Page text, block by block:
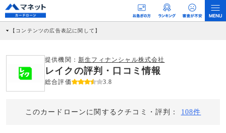
【コンテンツの広告表記に関して】
社に対して企業から紹介報酬が支払われるという収益モデルです。 ただし、特定の
商品を根拠なくPRするものではなく、当編集部の調査／ユーザーへの口コミ収集な
どに基づき、公平性を担保した情報提供を行っています。
>提携企業一覧
提供機関： 新生フィナンシャル株式会社
レイクの評判・口コミ情報
総合評価 3.8
このカードローンに関するクチコミ・評判： 108件